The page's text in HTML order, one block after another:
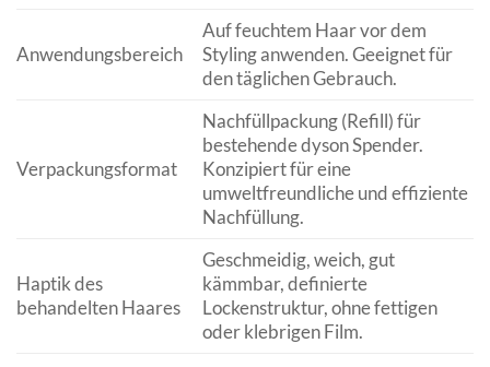
Anwendungsbereich
Auf feuchtem Haar vor dem
Styling anwenden. Geeignet für
den täglichen Gebrauch.
Verpackungsformat
Nachfüllpackung (Refill) für
bestehende dyson Spender.
Konzipiert für eine
umweltfreundliche und effiziente
Nachfüllung.
Haptik des
behandelten Haares
Geschmeidig, weich, gut
kämmbar, definierte
Lockenstruktur, ohne fettigen
oder klebrigen Film.